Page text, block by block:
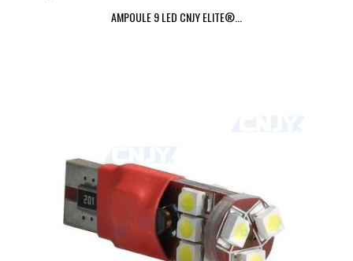
AMPOULE 9 LED CNJY ELITE®...